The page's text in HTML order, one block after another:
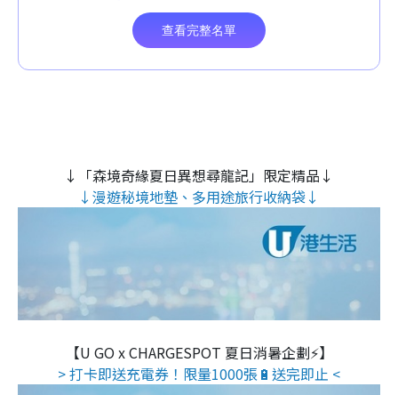
↓「森境奇緣夏日異想尋龍記」限定精品↓
↓漫遊秘境地墊、多用途旅行收納袋↓
【U GO x CHARGESPOT 夏日消暑企劃⚡】
> 打卡即送充電券！限量1000張🔋送完即止 <